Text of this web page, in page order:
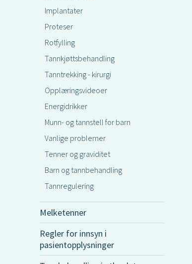
Implantater
Proteser
Rotfylling
Tannkjøttsbehandling
Tanntrekking - kirurgi
Opplæringsvideoer
Energidrikker
Munn- og tannstell for barn
Vanlige problemer
Tenner og graviditet
Barn og tannbehandling
Tannregulering
Melketenner
Regler for innsyn i
pasientopplysninger